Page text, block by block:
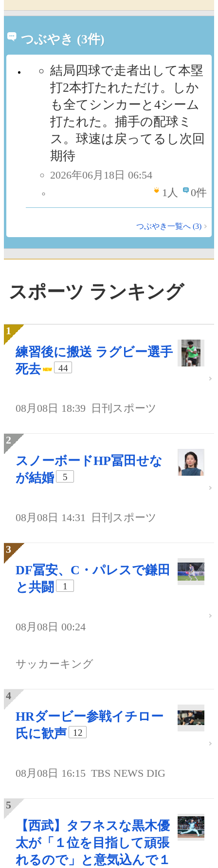
つぶやき (3件)
結局四球で走者出して本塁
打2本打たれただけ。しか
も全てシンカーと4シーム
打たれた。捕手の配球ミ
ス。球速は戻ってるし次回
期待
2026年06月18日 06:54
1人 0件
つぶやき一覧へ (3)
スポーツ ランキング
練習後に搬送 ラグビー選手
死去
44
08月08日 18:39 日刊スポーツ
スノーボードHP冨田せな
が結婚
5
08月08日 14:31 日刊スポーツ
DF冨安、C・パレスで鎌田
と共闘
1
08月08日 00:24
サッカーキング
HRダービー参戦イチロー
氏に歓声
12
08月08日 16:15 TBS NEWS DIG
【西武】タフネスな黒木優
太が「１位を目指して頑張
れるので」と意気込んで１